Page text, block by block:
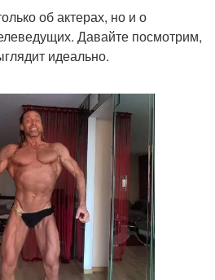
об актерах, но и о
Давайте посмотрим,
идеально.